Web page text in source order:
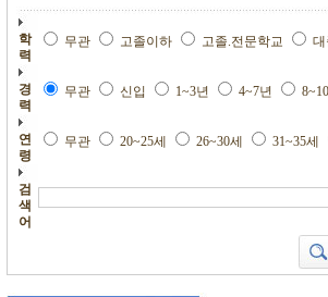
학
력
무관 고졸이하 고졸.전문학교 대
경
력
무관 신입 1~3년 4~7년
연
령
무관 20~25세 26~30세 31~35세
검
색
어